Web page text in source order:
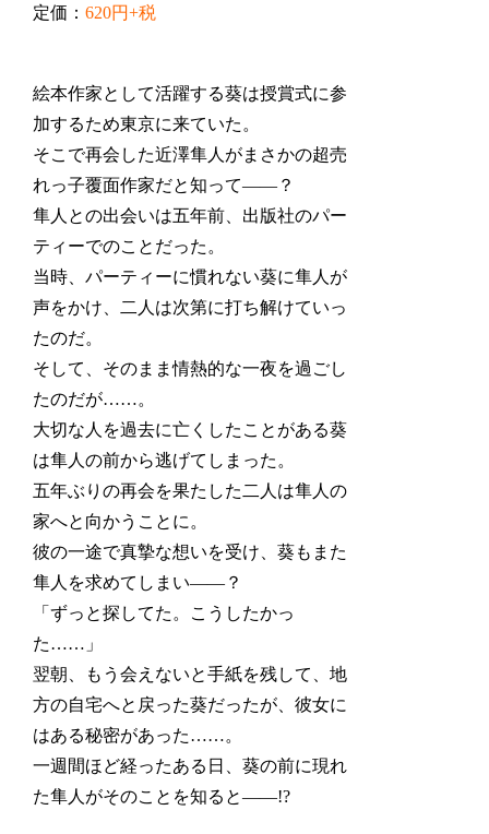
定価：620円+税
絵本作家として活躍する葵は授賞式に参
加するため東京に来ていた。
そこで再会した近澤隼人がまさかの超売
れっ子覆面作家だと知って――？
隼人との出会いは五年前、出版社のパー
ティーでのことだった。
当時、パーティーに慣れない葵に隼人が
声をかけ、二人は次第に打ち解けていっ
たのだ。
そして、そのまま情熱的な一夜を過ごし
たのだが……。
大切な人を過去に亡くしたことがある葵
は隼人の前から逃げてしまった。
五年ぶりの再会を果たした二人は隼人の
家へと向かうことに。
彼の一途で真摯な想いを受け、葵もまた
隼人を求めてしまい――？
「ずっと探してた。こうしたかっ
た……」
翌朝、もう会えないと手紙を残して、地
方の自宅へと戻った葵だったが、彼女に
はある秘密があった……。
一週間ほど経ったある日、葵の前に現れ
た隼人がそのことを知ると――!?